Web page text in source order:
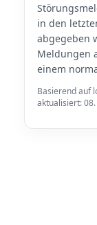
in den
abgegeben
Meldungen
einem
Basierend auf
aktualisiert: